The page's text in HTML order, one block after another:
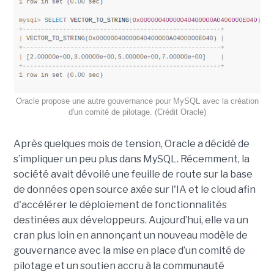
Oracle propose une autre gouvernance pour MySQL avec la création
d'un comité de pilotage. (Crédit Oracle)
Après quelques mois de tension, Oracle a décidé de
s’impliquer un peu plus dans MySQL. Récemment, la
société avait dévoilé une feuille de route sur la base
de données open source axée sur l'IA et le cloud afin
d'accélérer le déploiement de fonctionnalités
destinées aux développeurs. Aujourd’hui, elle va un
cran plus loin en annonçant un nouveau modèle de
gouvernance avec la mise en place d’un comité de
pilotage et un soutien accru à la communauté